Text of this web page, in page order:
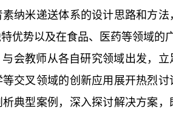
纳米递送体系的设计思路和方
优势以及在食品、医药等领域的
会教师从各自研究领域出发，
交叉领域的创新应用展开热烈
典型案例，深入探讨解决方案